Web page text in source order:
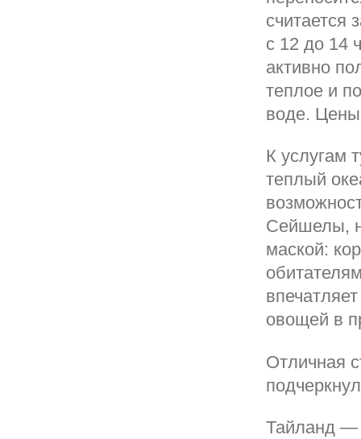
считается
с 12 до 14
активно
теплое и
воде. Цены
К услугам
теплый
Сейшелы,
маской:
овощей в
Отличная
Тайланд —